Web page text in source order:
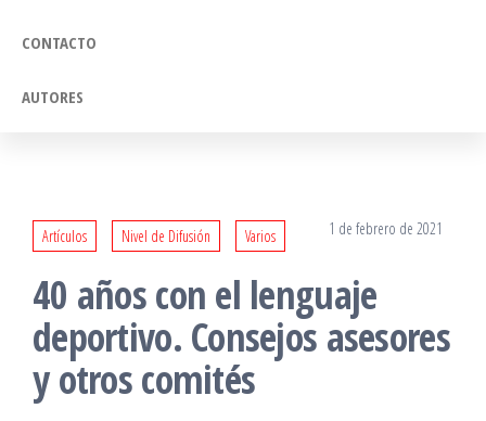
CONTACTO
AUTORES
Artículos Nivel de Difusión Varios 1 de febrero de 2021
40 años con el lenguaje
deportivo. Consejos asesores
y otros comités